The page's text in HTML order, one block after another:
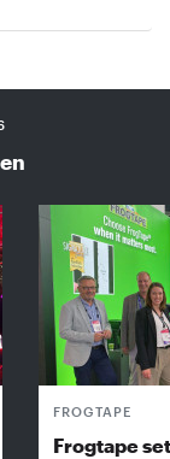
FROGTAPE
Frogtape